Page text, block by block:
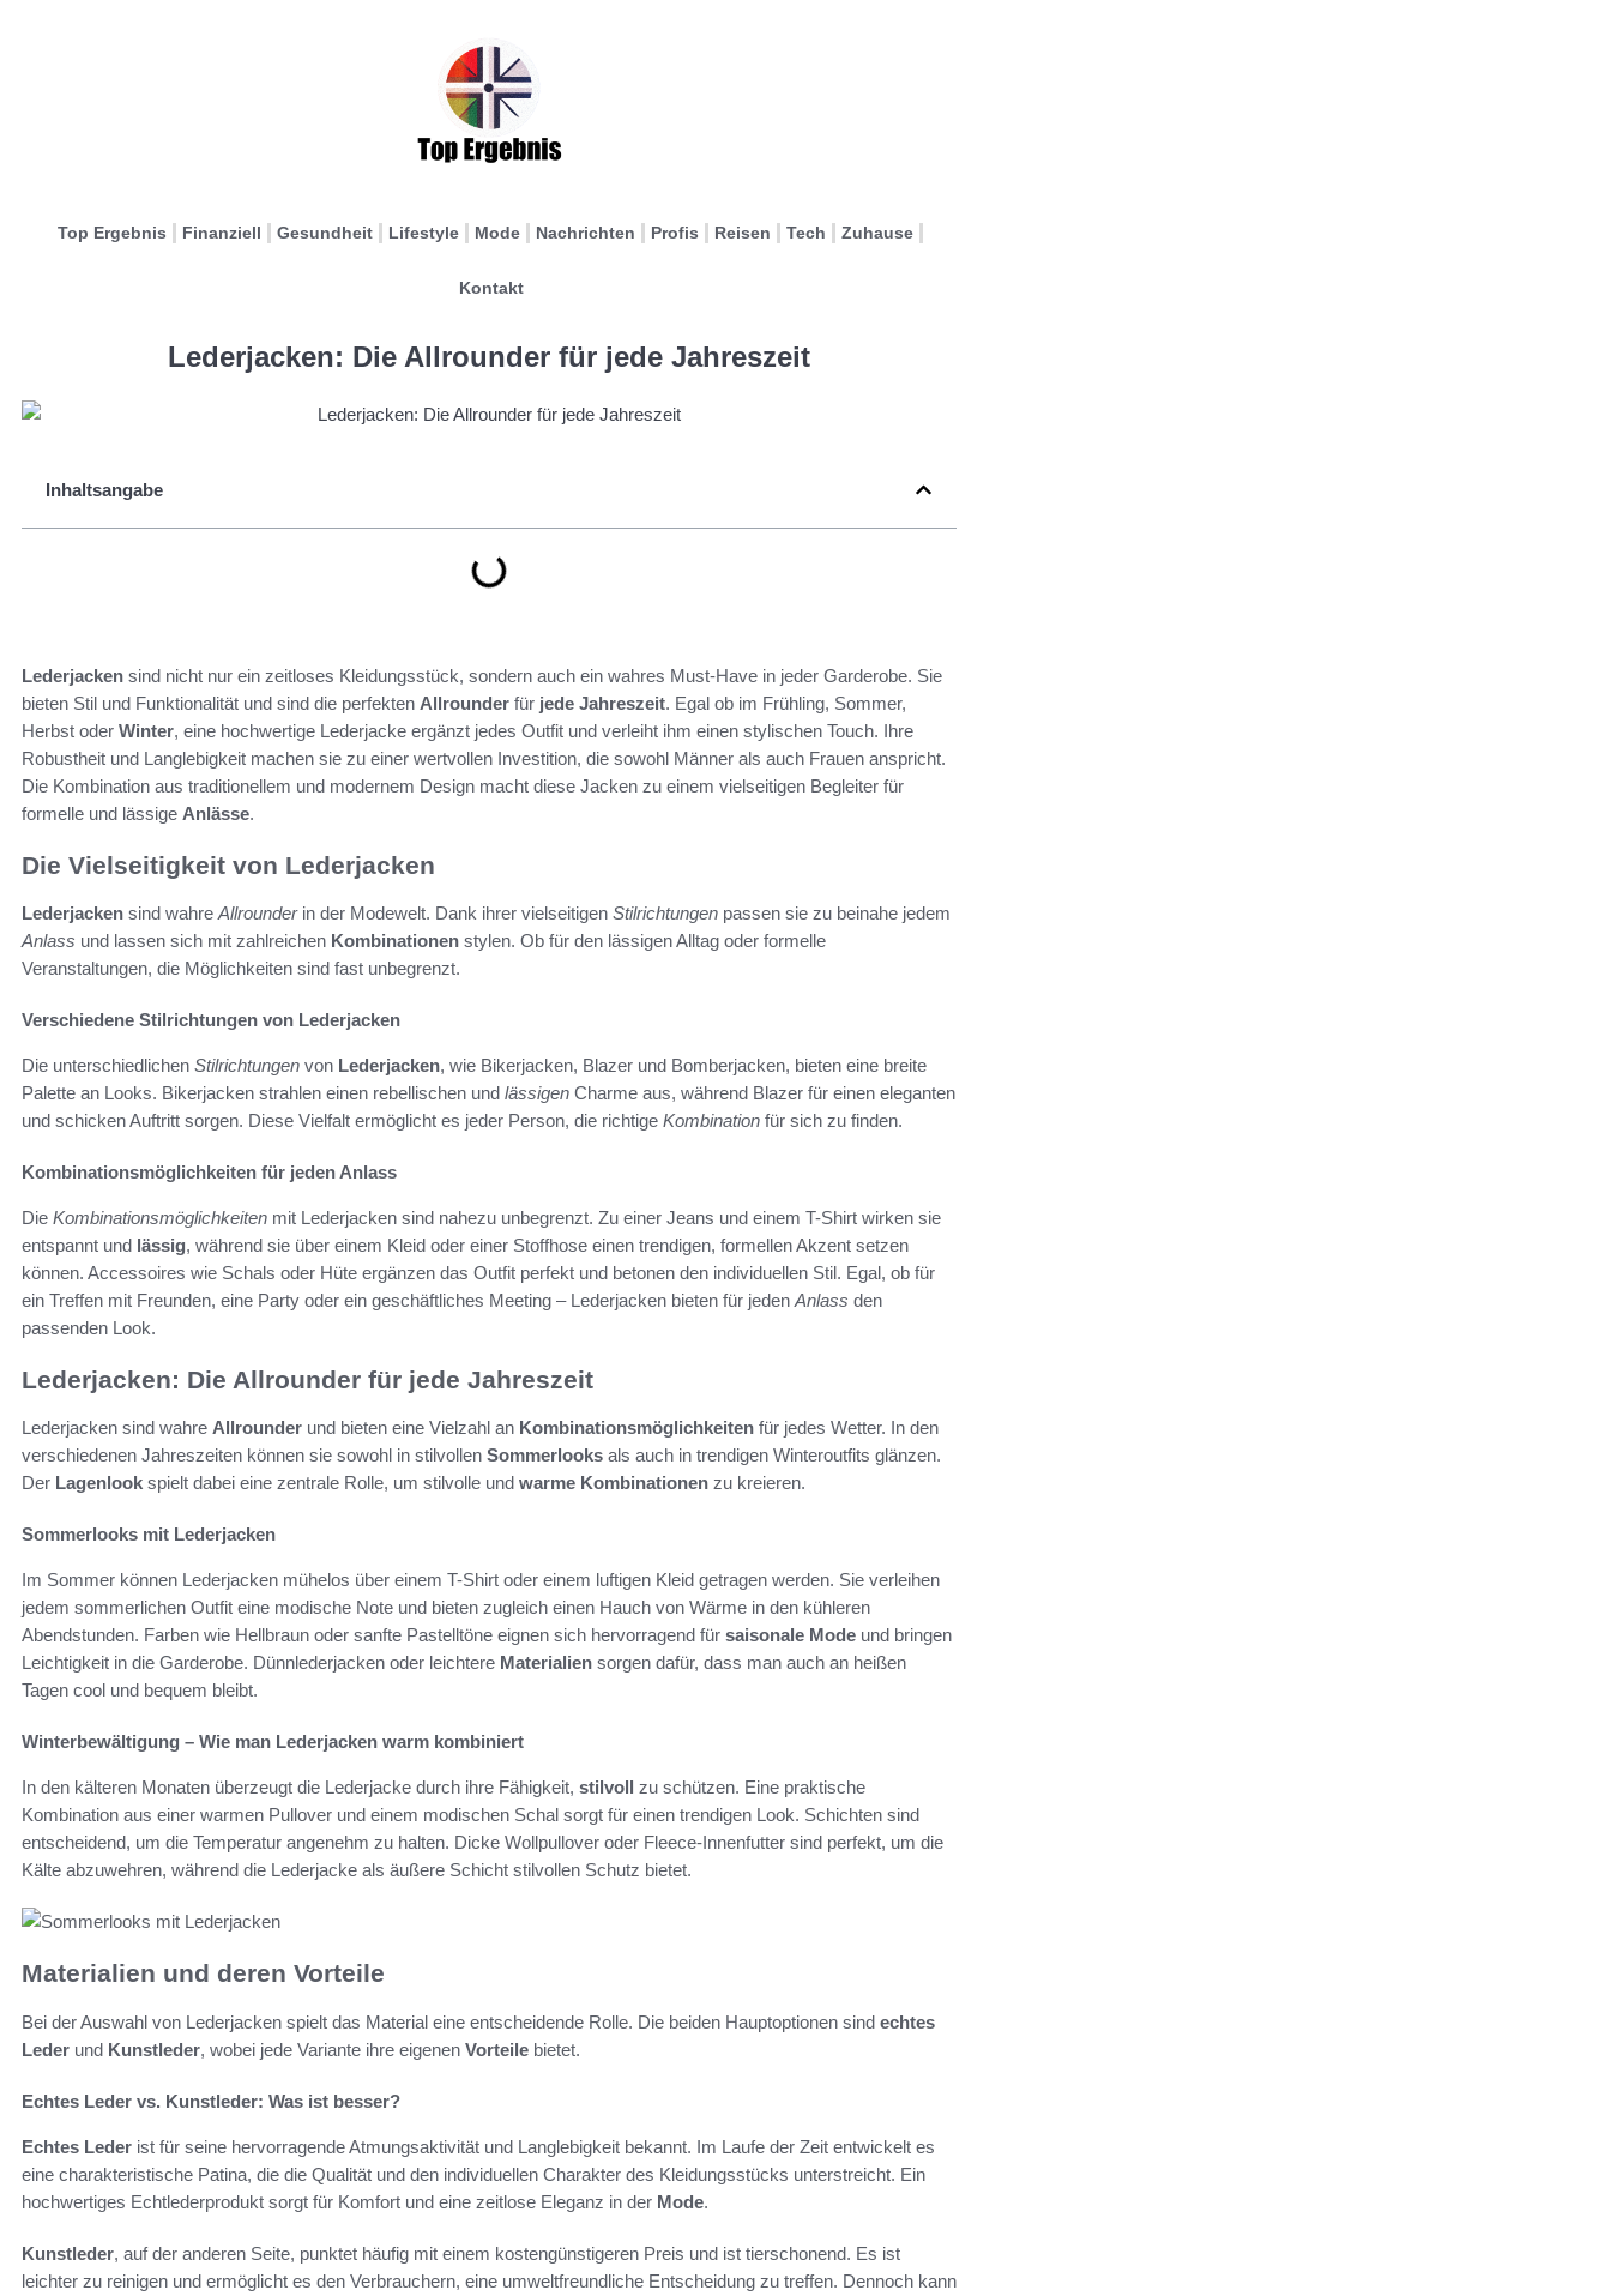
Top Ergebnis Finanziell Gesundheit Lifestyle Mode Nachrichten Profis Reisen Tech Zuhause
Kontakt
Lederjacken: Die Allrounder für jede Jahreszeit
Inhaltsangabe
Lederjacken sind nicht nur ein zeitloses Kleidungsstück, sondern auch ein wahres Must-Have in jeder Garderobe. Sie
bieten Stil und Funktionalität und sind die perfekten Allrounder für jede Jahreszeit. Egal ob im Frühling, Sommer,
Herbst oder Winter, eine hochwertige Lederjacke ergänzt jedes Outfit und verleiht ihm einen stylischen Touch. Ihre
Robustheit und Langlebigkeit machen sie zu einer wertvollen Investition, die sowohl Männer als auch Frauen anspricht.
Die Kombination aus traditionellem und modernem Design macht diese Jacken zu einem vielseitigen Begleiter für
formelle und lässige Anlässe.
Die Vielseitigkeit von Lederjacken
Lederjacken sind wahre Allrounderin der Modewelt. Dank ihrer vielseitigen Stilrichtungen passen sie zu beinahe jedem
Anlass und lassen sich mit zahlreichen Kombinationen stylen. Ob für den lässigen Alltag oder formelle
Veranstaltungen, die Möglichkeiten sind fast unbegrenzt.
Verschiedene Stilrichtungen von Lederjacken
Die unterschiedlichen Stilrichtungen von Lederjacken, wie Bikerjacken, Blazer und Bomberjacken, bieten eine breite
Palette an Looks. Bikerjacken strahlen einen rebellischen und lässigen Charme aus, während Blazer für einen eleganten
und schicken Auftritt sorgen. Diese Vielfalt ermöglicht es jeder Person, die richtige Kombination für sich zu finden.
Kombinationsmöglichkeiten für jeden Anlass
Die Kombinationsmöglichkeiten mit Lederjacken sind nahezu unbegrenzt. Zu einer Jeans und einem T-Shirt wirken sie
entspannt und lässig, während sie über einem Kleid oder einer Stoffhose einen trendigen, formellen Akzent setzen
können. Accessoires wie Schals oder Hüte ergänzen das Outfit perfekt und betonen den individuellen Stil. Egal, ob für
ein Treffen mit Freunden, eine Party oder ein geschäftliches Meeting – Lederjacken bieten für jeden Anlass den
passenden Look.
Lederjacken: Die Allrounder für jede Jahreszeit
Lederjacken sind wahre Allrounder und bieten eine Vielzahl an Kombinationsmöglichkeiten für jedes Wetter. In den
verschiedenen Jahreszeiten können sie sowohl in stilvollen Sommerlooks als auch in trendigen Winteroutfits glänzen.
Der Lagenlook spielt dabei eine zentrale Rolle, um stilvolle und warme Kombinationen zu kreieren.
Sommerlooks mit Lederjacken
Im Sommer können Lederjacken mühelos über einem T-Shirt oder einem luftigen Kleid getragen werden. Sie verleihen
jedem sommerlichen Outfit eine modische Note und bieten zugleich einen Hauch von Wärme in den kühleren
Abendstunden. Farben wie Hellbraun oder sanfte Pastelltöne eignen sich hervorragend für saisonale Mode und bringen
Leichtigkeit in die Garderobe. Dünnlederjacken oder leichtere Materialien sorgen dafür, dass man auch an heißen
Tagen cool und bequem bleibt.
Winterbewältigung – Wie man Lederjacken warm kombiniert
In den kälteren Monaten überzeugt die Lederjacke durch ihre Fähigkeit, stilvoll zu schützen. Eine praktische
Kombination aus einer warmen Pullover und einem modischen Schal sorgt für einen trendigen Look. Schichten sind
entscheidend, um die Temperatur angenehm zu halten. Dicke Wollpullover oder Fleece-Innenfutter sind perfekt, um die
Kälte abzuwehren, während die Lederjacke als äußere Schicht stilvollen Schutz bietet.
Materialien und deren Vorteile
Bei der Auswahl von Lederjacken spielt das Material eine entscheidende Rolle. Die beiden Hauptoptionen sind echtes
Leder und Kunstleder, wobei jede Variante ihre eigenen Vorteile bietet.
Echtes Leder vs. Kunstleder: Was ist besser?
Echtes Leder ist für seine hervorragende Atmungsaktivität und Langlebigkeit bekannt. Im Laufe der Zeit entwickelt es
eine charakteristische Patina, die die Qualität und den individuellen Charakter des Kleidungsstücks unterstreicht. Ein
hochwertiges Echtlederprodukt sorgt für Komfort und eine zeitlose Eleganz in der Mode.
Kunstleder, auf der anderen Seite, punktet häufig mit einem kostengünstigeren Preis und ist tierschonend. Es ist
leichter zu reinigen und ermöglicht es den Verbrauchern, eine umweltfreundliche Entscheidung zu treffen. Dennoch kann